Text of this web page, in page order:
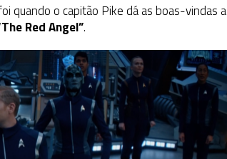
quando o capitão Pike dá as boas-vindas a
Red Angel”.